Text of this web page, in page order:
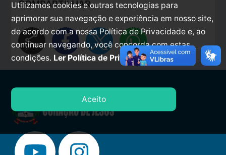
COMPARTILHAR
share
Utilizamos cookies e outras tecnologias para
aprimorar sua navegação e experiência em nosso site,
de acordo com a nossa Política de Privacidade e, ao
continuar navegando, você concorda com estas
condições. Ler Política de Privacidade.
Aceito